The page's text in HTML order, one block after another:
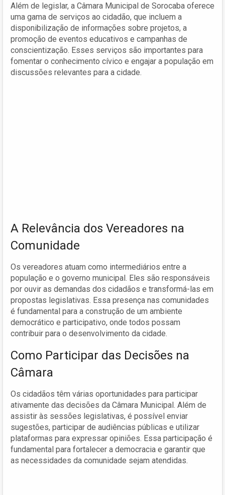
Além de legislar, a Câmara Municipal de Sorocaba oferece
uma gama de serviços ao cidadão, que incluem a
disponibilização de informações sobre projetos, a
promoção de eventos educativos e campanhas de
conscientização. Esses serviços são importantes para
fomentar o conhecimento cívico e engajar a população em
discussões relevantes para a cidade.
A Relevância dos Vereadores na
Comunidade
Os vereadores atuam como intermediários entre a
população e o governo municipal. Eles são responsáveis
por ouvir as demandas dos cidadãos e transformá-las em
propostas legislativas. Essa presença nas comunidades
é fundamental para a construção de um ambiente
democrático e participativo, onde todos possam
contribuir para o desenvolvimento da cidade.
Como Participar das Decisões na
Câmara
Os cidadãos têm várias oportunidades para participar
ativamente das decisões da Câmara Municipal. Além de
assistir às sessões legislativas, é possível enviar
sugestões, participar de audiências públicas e utilizar
plataformas para expressar opiniões. Essa participação é
fundamental para fortalecer a democracia e garantir que
as necessidades da comunidade sejam atendidas.